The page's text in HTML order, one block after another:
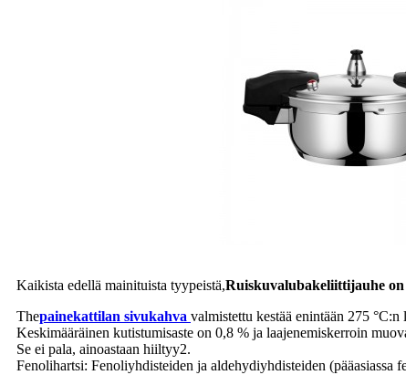
Kaikista edellä mainituista tyypeistä,Ruiskuvalubakeliittijauhe
Thepainekattilan sivukahva valmistettu kestää enintään 275 °C:n
Keskimääräinen kutistumisaste on 0,8 % ja laajenemiskerroin
Se ei pala, ainoastaan ​​hiiltyy2.
Fenolihartsi: Fenoliyhdisteiden ja aldehydiyhdisteiden (pääasiassa